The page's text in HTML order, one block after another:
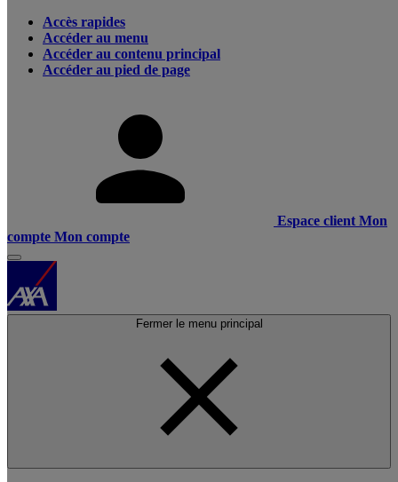
Accès rapides
Accéder au menu
Accéder au contenu principal
Accéder au pied de page
Espace client Mon
compte Mon compte
Fermer le menu principal